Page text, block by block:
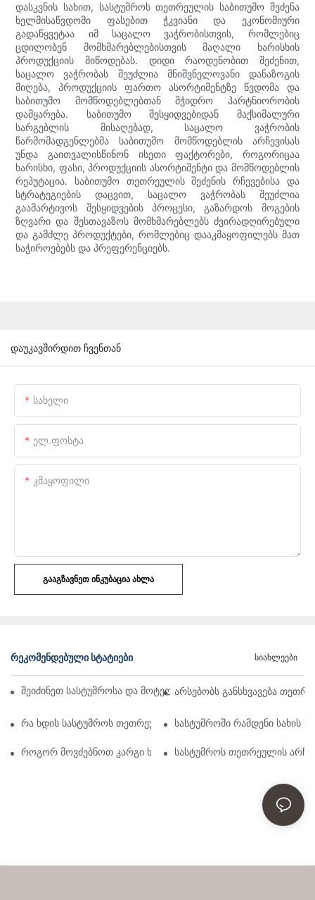
დასკვნის სახით, სასტუმროს თეთრეულის საბითუმო შეძენა
ხელმისაწვდომი ფასებით ჭკვიანი და ეკონომიური
გადაწყვეტაა იმ საცალო ვაჭრობისთვის, რომლებიც
ცდილობენ მომხმარებლებისთვის მაღალი ხარისხის
პროდუქციის მიწოდებას. დიდი რაოდენობით შეძენით,
საცალო ვაჭრობას შეუძლია მნიშვნელოვანი დანაზოგის
მიღება, პროდუქციის ფართო ასორტიმენტზე წვდომა და
საბითუმო მომწოდებლებთან მჭიდრო პარტნიორობის
დამყარება. საბითუმო შესყიდვებიდან მაქსიმალური
სარგებლის მისაღებად, საცალო ვაჭრობის
წარმომადგენლებმა საბითუმო მომწოდებლის არჩევისას
უნდა გაითვალისწინონ ისეთი ფაქტორები, როგორიცაა
ხარისხი, ფასი, პროდუქციის ასორტიმენტი და მომწოდებლის
რეპუტაცია. საბითუმო თეთრეულის შეძენის რჩევებისა და
სტრატეგიების დაცვით, საცალო ვაჭრობას შეუძლია
გაამარტივოს შესყიდვების პროცესი, გაზარდოს მოგების
ზღვარი და შესთავაზოს მომხმარებლებს ძვირადღირებული
და გამძლე პროდუქტები, რომლებიც დააკმაყოფილებს მათ
საჭიროებებს და პრეფერენციებს.
დაუკავშირდით ჩვენთან
Სახელი
Ელ.ფოსტა
Კმაყოფილი
ᲒᲐᲐᲒᲖᲐᲕᲜᲔᲗ ᲘᲜᲙᲣᲑᲐᲪᲘᲐ ᲐᲮᲚᲐ
ᲠᲔᲙᲝᲛᲔᲜᲓᲔᲑᲣᲚᲘ ᲡᲢᲐᲢᲘᲔᲑᲘ Სიახლეები
შეიძინეთ სასტუმროსა და მოტელის თეთრეული საბითუმო
არსებობს განსხვავება
რა ხდის სასტუმროს თეთრეულს ასეთ კომფორტულს
სასტუმროში რამდენი სახის
როგორ მოვძებნოთ კარგი ხარისხის ზეწრები, როგორიც
სასტუმროს თეთრეულის